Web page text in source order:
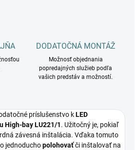
DODATOČNÁ MONTÁŽ
Možnosť objednania
popredajných služieb podľa
vašich predstáv a možností.
príslušenstvo kLED
High-bay LU221/1. Užitočný je, pokiaľ
závesná inštalácia. Vďaka tomuto
jednoduchopolohovaťči inštalovať na